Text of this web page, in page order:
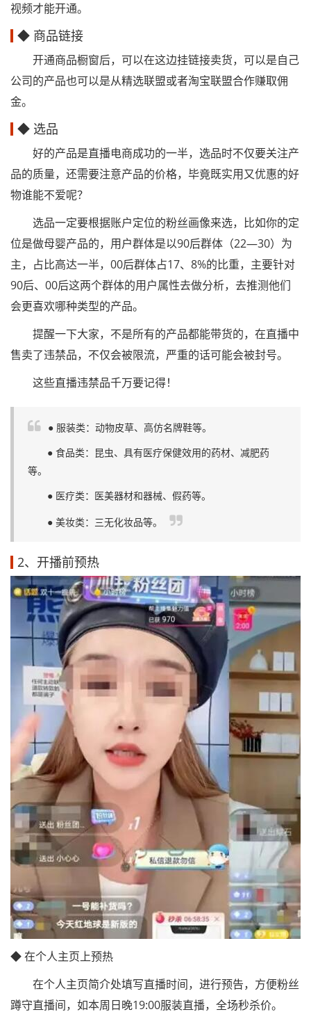
视频才能开通。
◆ 商品链接
开通商品橱窗后，可以在这边挂链接卖货，可以是自己
公司的产品也可以是从精选联盟或者淘宝联盟合作赚取佣
金。
◆ 选品
好的产品是直播电商成功的一半，选品时不仅要关注产
品的质量，还需要注意产品的价格，毕竟既实用又优惠的好
物谁能不爱呢？
选品一定要根据账户定位的粉丝画像来选，比如你的定
位是做母婴产品的，用户群体是以90后群体（22—30）为
主，占比高达一半，00后群体占17、8%的比重，主要针对
90后、00后这两个群体的用户属性去做分析，去推测他们
会更喜欢哪种类型的产品。
提醒一下大家，不是所有的产品都能带货的，在直播中
售卖了违禁品，不仅会被限流，严重的话可能会被封号。
这些直播违禁品千万要记得！
● 服装类：动物皮草、高仿名牌鞋等。
● 食品类：昆虫、具有医疗保健效用的药材、减肥药
等。
● 医疗类：医美器材和器械、假药等。
● 美妆类：三无化妆品等。
2、开播前预热
◆ 在个人主页上预热
在个人主页简介处填写直播时间，进行预告，方便粉丝
蹲守直播间，如本周日晚19:00服装直播，全场秒杀价。